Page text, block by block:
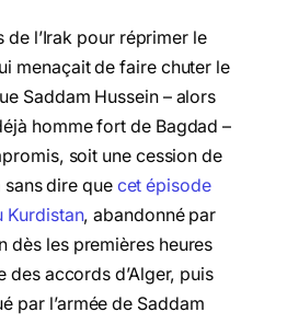
l’Irak pour réprimer le
menaçait de faire chuter le
Saddam Hussein – alors
homme fort de Bagdad –
soit une cession de
sans dire que cet épisode
Kurdistan, abandonné par
dès les premières heures
des accords d’Alger, puis
par l’armée de Saddam